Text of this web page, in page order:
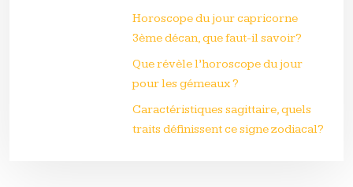
Horoscope du jour capricorne
3ème décan, que faut-il savoir?
Que révèle l’horoscope du jour
pour les gémeaux ?
Caractéristiques sagittaire, quels
traits définissent ce signe zodiacal?